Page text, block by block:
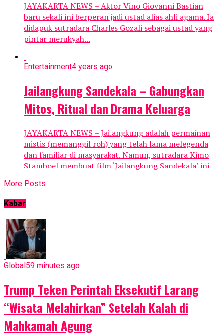
JAYAKARTA NEWS – Aktor Vino Giovanni Bastian
baru sekali ini berperan jadi ustad alias ahli agama. Ia
didapuk sutradara Charles Gozali sebagai ustad yang
pintar merukyah...
Entertainment4 years ago
Jailangkung Sandekala – Gabungkan
Mitos, Ritual dan Drama Keluarga
JAYAKARTA NEWS – Jailangkung adalah permainan
mistis (memanggil roh) yang telah lama melegenda
dan familiar di masyarakat. Namun, sutradara Kimo
Stamboel membuat film ‘Jailangkung Sandekala’ ini...
More Posts
Kabar
Global 59 minutes ago
Trump Teken Perintah Eksekutif Larang
“Wisata Melahirkan” Setelah Kalah di
Mahkamah Agung